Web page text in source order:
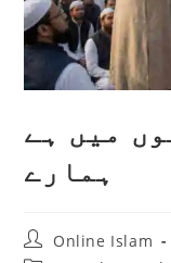
میں ہے
ہمارے
PostOnline Islam